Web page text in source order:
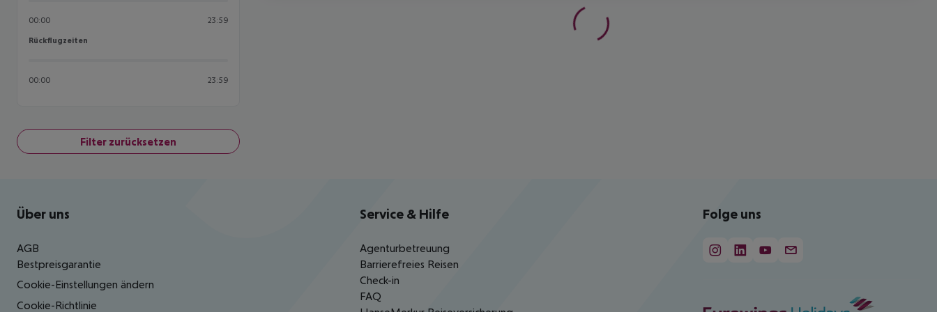
00:00 23:59
Rückflugzeiten
Rückflugzeiten
00:00 23:59
Filter zurücksetzen
Footer navigation
Über uns
AGB
Bestpreisgarantie
Cookie-Einstellungen ändern
Cookie-Richtlinie
Service & Hilfe
Agenturbetreuung
Barrierefreies Reisen
Check-in
FAQ
Folge uns